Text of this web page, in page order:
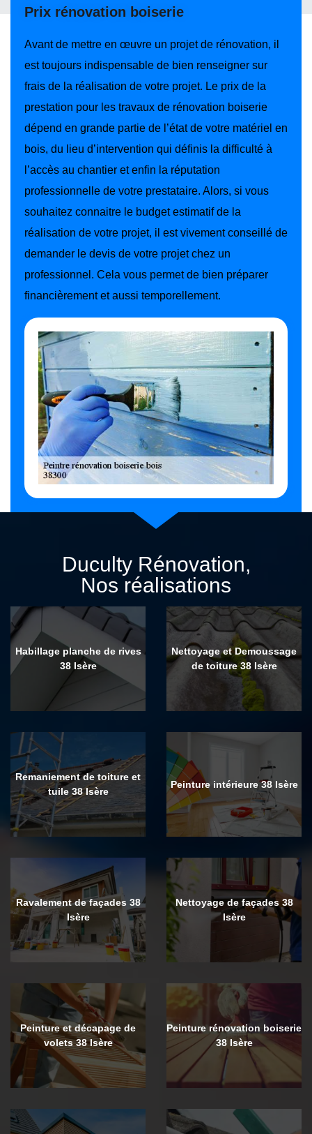
Prix rénovation boiserie
Avant de mettre en œuvre un projet de rénovation, il
est toujours indispensable de bien renseigner sur
frais de la réalisation de votre projet. Le prix de la
prestation pour les travaux de rénovation boiserie
dépend en grande partie de l’état de votre matériel en
bois, du lieu d’intervention qui définis la difficulté à
l’accès au chantier et enfin la réputation
professionnelle de votre prestataire. Alors, si vous
souhaitez connaitre le budget estimatif de la
réalisation de votre projet, il est vivement conseillé de
demander le devis de votre projet chez un
professionnel. Cela vous permet de bien préparer
financièrement et aussi temporellement.
Duculty Rénovation,
Nos réalisations
Habillage planche de rives
38 Isère
Nettoyage et Demoussage
de toiture 38 Isère
Remaniement de toiture et
tuile 38 Isère
Peinture intérieure 38 Isère
Ravalement de façades 38
Isère
Nettoyage de façades 38
Isère
Peinture et décapage de
volets 38 Isère
Peinture rénovation boiserie
38 Isère